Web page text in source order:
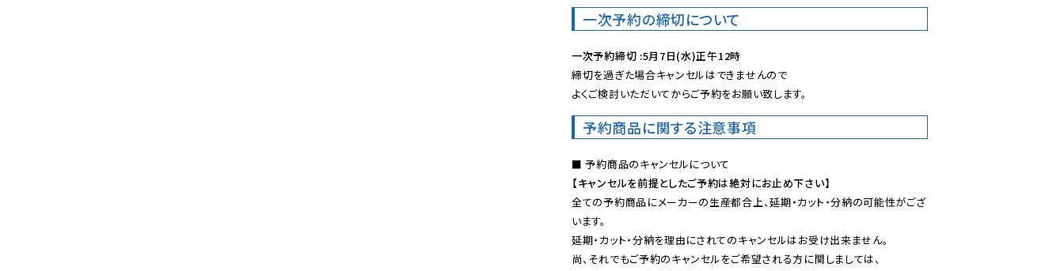
一次予約の締切について
一次予約締切 :5月7日(水)正午12時
締切を過ぎた場合キャンセルはできませんので
よくご検討いただいてからご予約をお願い致します。
予約商品に関する注意事項
【キャンセルを前提としたご予約は絶対にお止め下さい】
全ての予約商品にメーカーの生産都合上、延期・カット・分納の可能性がござ
います。
延期・カット・分納を理由にされてのキャンセルはお受け出来ません。
尚、それでもご予約のキャンセルをご希望される方に関しましては、